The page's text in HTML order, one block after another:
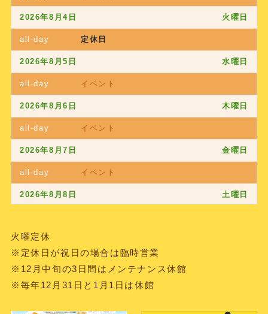
2026年8月4日 火曜日
all-day 定休日
2026年8月5日 水曜日
all-day イベント
2026年8月6日 木曜日
all-day イベント
2026年8月7日 金曜日
all-day イベント
2026年8月8日 土曜日
2026年8月9日
イベント
2026年8月10日
火曜定休
※定休日が祝日の場合は臨時営業
※12月中旬の3日間はメンテナンス休館
※毎年12月31日と1月1日は休館